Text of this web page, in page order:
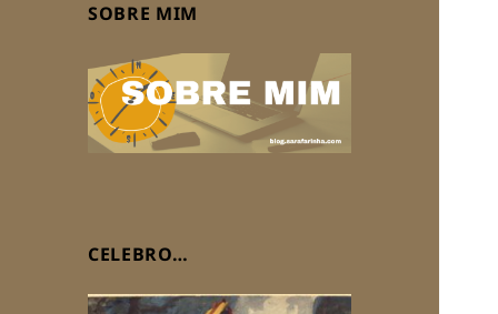
SOBRE MIM
CELEBRO…